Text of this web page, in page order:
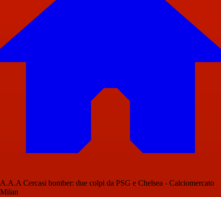
A.A.A Cercasi bomber: due colpi da PSG e Chelsea - Calciomercato
Milan